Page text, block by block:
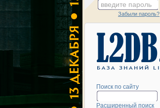
введите пароль
Забыли пароль?
Поиск по сайту
Расширенный поиск